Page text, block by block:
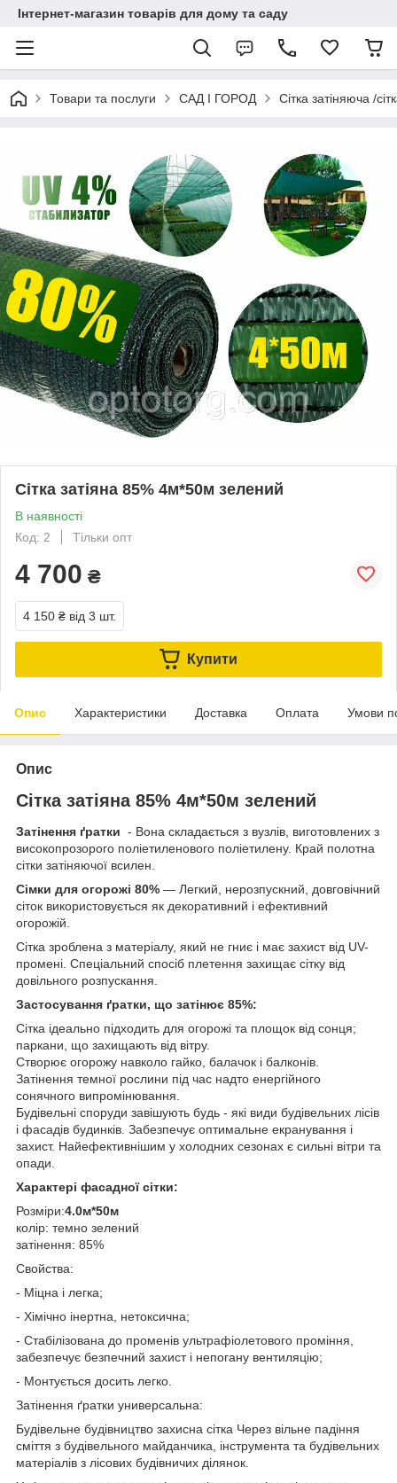
Інтернет-магазин товарів для дому та саду
Товари та послуги САД І ГОРОД Сітка затіняюча /
Сітка затіяна 85% 4м*50м зелений
В наявності
Код: 2
Тільки опт
4 700 ₴
4 150 ₴ від 3 шт.
Купити
Опис Характеристики Доставка Оплата Умови
Опис
Сітка затіяна 85% 4м*50м зелений
Затінення ґратки - Вона складається з вузлів, виготовлених з
високопрозорого поліетиленового поліетилену. Край полотна
сітки затіняючої всилен.
Сімки для огорожі 80% — Легкий, нерозпускний, довговічний
сіток використовується як декоративний і ефективний
огорожій.
Сітка зроблена з матеріалу, який не гниє і має захист від UV-
промені. Спеціальний спосіб плетення захищає сітку від
довільного розпускання.
Застосування ґратки, що затінює 85%:
Сітка ідеально підходить для огорожі та площок від сонця;
паркани, що захищають від вітру.
Створює огорожу навколо гайко, балачок і балконів.
Затінення темної рослини під час надто енергійного
сонячного випромінювання.
Будівельні споруди завішують будь - які види будівельних лісів
і фасадів будинків. Забезпечує оптимальне екранування і
захист. Найефективнішим у холодних сезонах є сильні вітри та
опади.
Характері фасадної сітки:
Розміри:4.0м*50м
колір: темно зелений
затінення: 85%
Свойства:
- Міцна і легка;
- Хімічно інертна, нетоксична;
- Стабілізована до променів ультрафіолетового проміння,
забезпечує безпечний захист і непогану вентиляцію;
- Монтується досить легко.
Затінення ґратки универсальна:
Будівельне будівництво захисна сітка Через вільне падіння
сміття з будівельного майданчика, інструмента та будівельних
матеріалів з лісових будівничих ділянок.